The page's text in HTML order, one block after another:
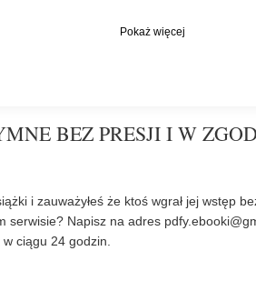
BEZ PRESJI I W
i zauważyłeś że ktoś wgrał jej wstęp
serwisie? Napisz na adres
ciągu 24 godzin.